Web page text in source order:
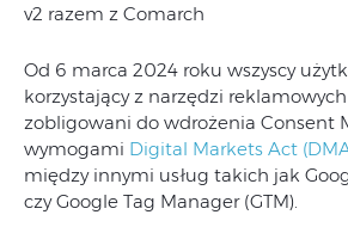
v2 razem z Comarch
Od 6 marca 2024 roku wszyscy
korzystający z narzędzi
zobligowani do wdrożenia Consent
wymogami Digital Markets Act
między innymi usług takich jak
czy Google Tag Manager (GTM).